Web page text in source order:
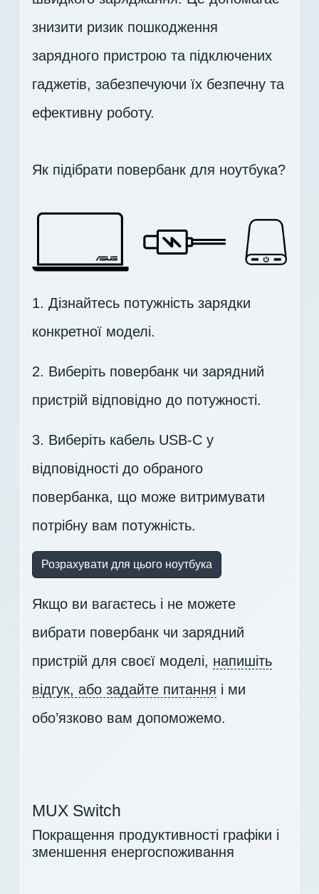
знизити ризик пошкодження
зарядного пристрою та підключених
гаджетів, забезпечуючи їх безпечну та
ефективну роботу.
Як підібрати повербанк для ноутбука?
1. Дізнайтесь потужність зарядки
конкретної моделі.
2. Виберіть повербанк чи зарядний
пристрій відповідно до потужності.
3. Виберіть кабель USB-C у
відповідності до обраного
повербанка, що може витримувати
потрібну вам потужність.
Розрахувати для цього ноутбука
Якщо ви вагаєтесь і не можете
вибрати повербанк чи зарядний
пристрій для своєї моделі, напишіть
відгук, або задайте питання і ми
обо’язково вам допоможемо.
MUX Switch
Покращення продуктивності графіки і
зменшення енергоспоживання